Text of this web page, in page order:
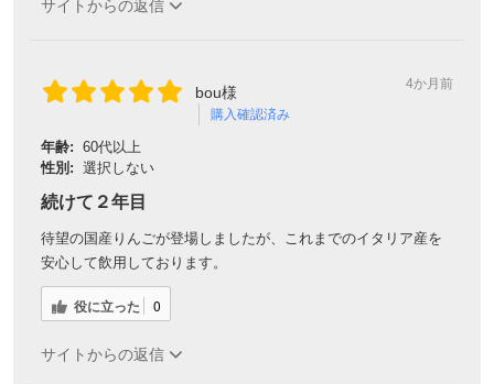
サイトからの返信
bou様
購入確認済み
4か月前
年齢: 60代以上
性別: 選択しない
続けて２年目
待望の国産りんごが登場しましたが、これまでのイタリア産を
安心して飲用しております。
役に立った 0
サイトからの返信